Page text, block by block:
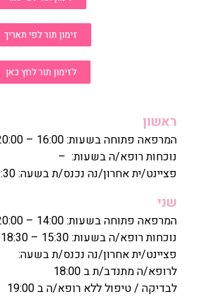
זימון תור לפי תאריך
לזימון תור לחץ כאן
ראשון
המרפאה פתוחה בשעות: 16:00 – 20:00
נוכחות רופא/ה בשעות: –
פציינט/ית אחרון/נה נכנס/ת בשעה: 19:30
שני
המרפאה פתוחה בשעות: 14:00 – 20:00
נוכחות רופא/ה בשעות: 15:30 – 18:30
פציינט/ית אחרון/נה נכנס/ת בשעה:
לרופא/ה מתנדב/ת ב 18:00
לבדיקה / טיפול ללא רופא/ה ב 19:00